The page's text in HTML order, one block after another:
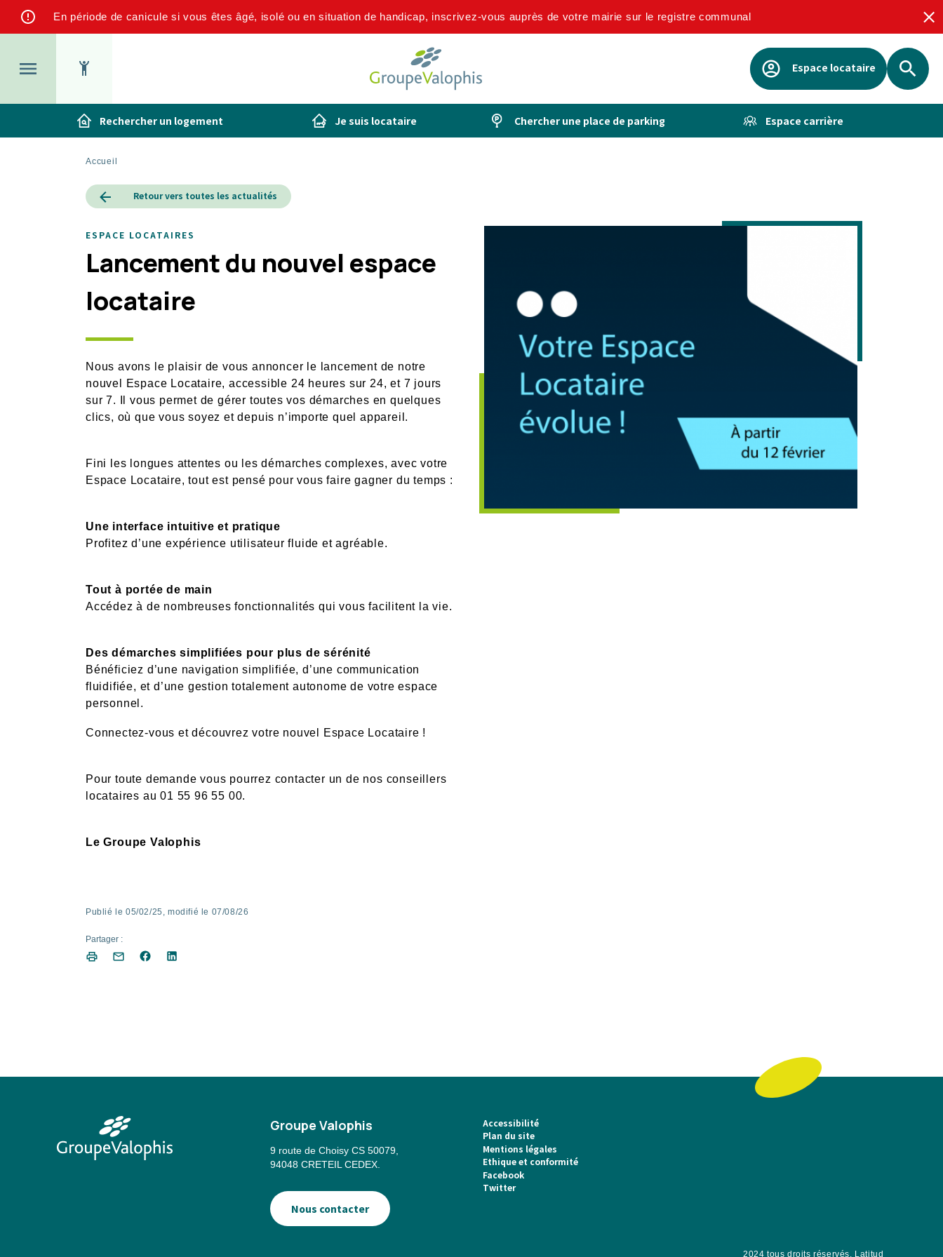
Aller
En période de canicule si vous êtes âgé, isolé ou en situation de handicap, inscrivez-vous auprès de votre mairie sur le registre communal
Espace locataire
top
Rechercher un logement Je suis locataire Chercher une place de parking Espace carrière
Fil
d'Ariane
Accueil
Retour vers toutes les actualités
ESPACE LOCATAIRES
Lancement du nouvel espace
locataire
Nous avons le plaisir de vous annoncer le lancement de notre
nouvel Espace Locataire, accessible 24 heures sur 24, et 7 jours
sur 7. Il vous permet de gérer toutes vos démarches en quelques
clics, où que vous soyez et depuis n’importe quel appareil.
Fini les longues attentes ou les démarches complexes, avec votre
Espace Locataire, tout est pensé pour vous faire gagner du temps :
Une interface intuitive et pratique
Profitez d’une expérience utilisateur fluide et agréable.
Tout à portée de main
Accédez à de nombreuses fonctionnalités qui vous facilitent la vie.
Des démarches simplifiées pour plus de sérénité
Bénéficiez d’une navigation simplifiée, d’une communication
fluidifiée, et d’une gestion totalement autonome de votre espace
personnel.
Connectez-vous et découvrez votre nouvel Espace Locataire !
Pour toute demande vous pourrez contacter un de nos conseillers
locataires au 01 55 96 55 00.
Le Groupe Valophis
Publié le 05/02/25, modifié le 07/08/26
Partager :
Groupe Valophis
9 route de Choisy CS 50079,
94048 CRETEIL CEDEX.
Nous contacter
Pied
de
page
Accessibilité
Plan du site
Mentions légales
Ethique et conformité
Facebook
Twitter
2024 tous droits réservés. Latitud